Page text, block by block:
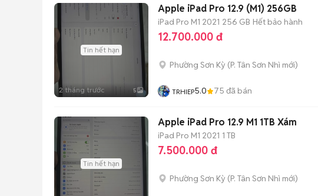
Tin hết hạn
2 tháng trước 5
Apple iPad Pro 12.9 (M1) 256GB
iPad Pro M1 2021 256 GB Hết bảo hành
12.700.000 đ
Phường Sơn Kỳ (P. Tân Sơn Nhì mới)
TRHIEP5.0 75 đã bán
Tin hết hạn
Apple iPad Pro 12.9 M1 1TB Xám
iPad Pro M1 2021 1 TB
7.500.000 đ
Phường Sơn Kỳ (P. Tân Sơn Nhì mới)